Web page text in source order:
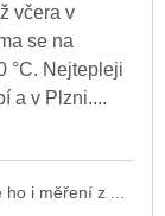
včera v
se na
°C. Nejtepleji
a v Plzni....
ho i měření z ...